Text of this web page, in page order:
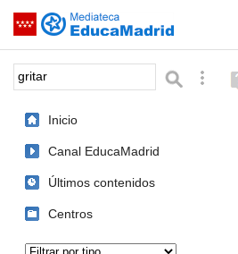
Saltar navegación
Palabra o frase:
Inicio
Canal EducaMadrid
Últimos contenidos
Centros